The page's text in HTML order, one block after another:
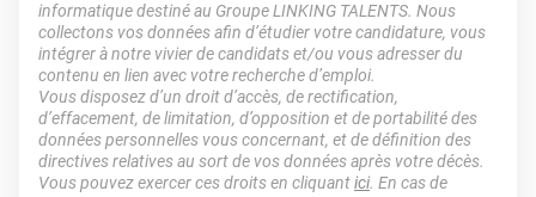
informatique destiné au Groupe LINKING TALENTS. Nous
collectons vos données afin d’étudier votre candidature, vous
intégrer à notre vivier de candidats et/ou vous adresser du
contenu en lien avec votre recherche d’emploi.
Vous disposez d’un droit d’accès, de rectification,
d’effacement, de limitation, d’opposition et de portabilité des
données personnelles vous concernant, et de définition des
directives relatives au sort de vos données après votre décès.
Vous pouvez exercer ces droits en cliquantici. En cas de